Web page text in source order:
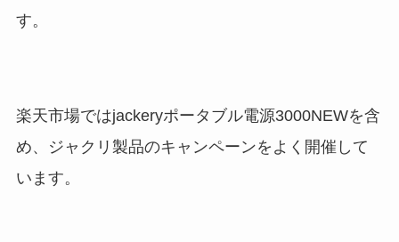
す。
楽天市場ではjackeryポータブル電源3000NEWを含
め、ジャクリ製品のキャンペーンをよく開催して
います。